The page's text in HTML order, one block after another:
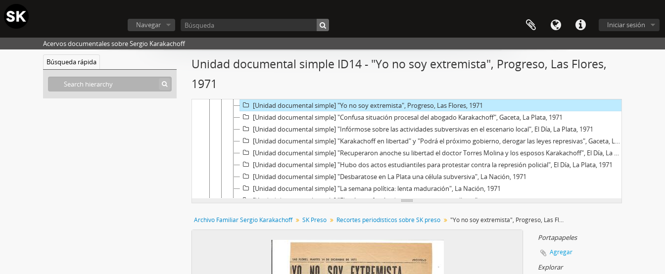
Iniciar sesión
Navegar
Acervos documentales sobre Sergio Karakachoff
Búsqueda rápida
Unidad documental simple ID14 - "Yo no soy extremista", Progreso, Las Flores,
1971
[Unidad documental compuesta] "Karakachoff: Interior se negó a ponerlo a disposición del P.E", Gaceta, La Plata, 1971
[Unidad documental compuesta] "Indagan hoy a Karakachoff" y "Mosaico", Gaceta, La Plata, 1971
[Unidad documental compuesta] "Protesta por dos abogados presos"; El gobierno analiza la situación de los presos políticos y gremiales", La Opinión, 1971
[Unidad documental simple] "El gobierno analiza la situación de los presos políticos y gremiales", La Opinión, 1971
[Unidad documental simple] "Yo no soy extremista", Progreso, Las Flores, 1971
[Unidad documental simple] "Confusa situación procesal del abogado Karakachoff", Gaceta, La Plata, 1971
[Unidad documental simple] "Infórmose sobre las actividades subversivas en el escenario local", El Día, La Plata, 1971
[Unidad documental simple] "Karakachoff en libertad" y "Podrá el próximo gobierno, derogar las leyes represivas", Gaceta, La Plata, 1971
[Unidad documental simple] "Recuperaron anoche su libertad el doctor Torres Molina y los esposos Karakachoff", El Día, La Plata, 1971
[Unidad documental simple] "Hubo dos actos estudiantiles para protestar contra la represión policial", El Día, La Plata, 1971
[Unidad documental simple] "Desbaratose en La Plata una célula subversiva", La Nación, 1971
[Unidad documental simple] "La semana política: lenta maduración", La Nación, 1971
[Unidad documental simple] "El país: confusión de economista y guerrilleros"
[Unidad documental simple] "Regístranse nuevas expresiones de protesta por recientes detenciones", El Día, La Plata, 1971
[Unidad documental simple] "La prisión de Karakachoff provocó violentas críticas contra los organismos de seguridad", La Opinión, 1971
[Unidad documental simple] "Un dirigente radical de La Plata está a disposición del fuero antisubversivo", La Opinión, 1971
[Unidad documental simple] "Por la detención de un abogado realizóse un acto de protesta", La Razón, 1971
[Serie] Pintadas callejeras
Archivo Familiar Sergio Karakachoff SK Preso Recortes periodísticos sobre SK preso "Yo no soy extremista", Progreso, Las Flores, 1971
Portapapeles
Agregar
Explorar